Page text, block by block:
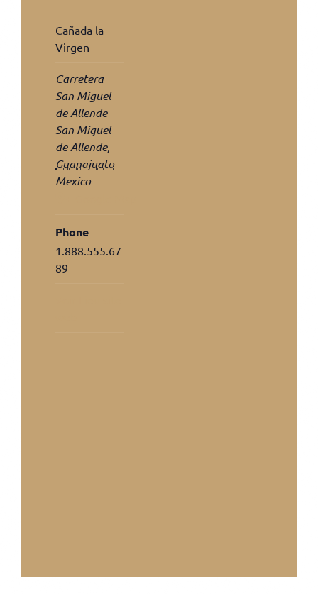
Cañada la
Virgen
Carretera
San Miguel
de Allende
San Miguel
de Allende,
Guanajuato
Mexico
Phone
1.888.555.67
89